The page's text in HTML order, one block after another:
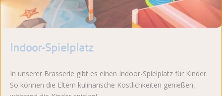
Indoor-Spielplatz
In unserer Brasserie gibt es einen Indoor-Spielplatz für Kinder.
So können die Eltern kulinarische Köstlichkeiten genießen,